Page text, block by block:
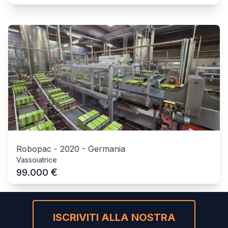
Robopac - 2020 - Germania
Vassoiatrice
99.000 €
ISCRIVITI ALLA NOSTRA